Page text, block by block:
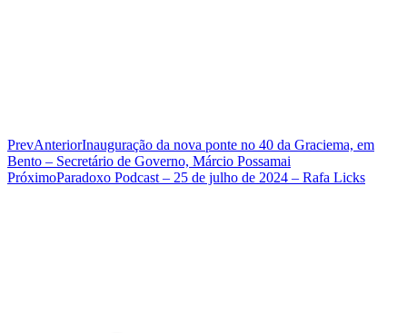
PrevAnteriorInauguração da nova ponte no 40 da Graciema, em
Bento – Secretário de Governo, Márcio Possamai
PróximoParadoxo Podcast – 25 de julho de 2024 – Rafa Licks